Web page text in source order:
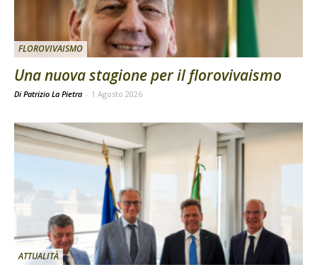
FLOROVIVAISMO
Una nuova stagione per il florovivaismo
Di Patrizio La Pietra - 1 Agosto 2026
ATTUALITÀ